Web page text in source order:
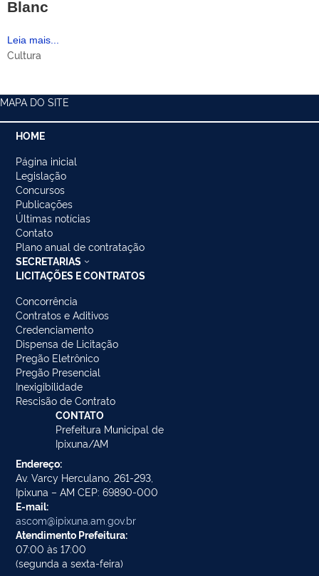
Blanc
Leia mais...
Cultura
MAPA DO SITE
HOME
Página inicial
Legislação
Concursos
Publicações
Últimas notícias
Contato
Plano anual de contratação
SECRETARIAS
LICITAÇÕES E CONTRATOS
Concorrência
Contratos e Aditivos
Credenciamento
Dispensa de Licitação
Pregão Eletrônico
Pregão Presencial
Inexigibilidade
Rescisão de Contrato
CONTATO
Prefeitura Municipal de
Ipixuna/AM
Endereço:
Av. Varcy Herculano, 261-293,
Ipixuna – AM CEP: 69890-000
E-mail:
ascom@ipixuna.am.gov.br
Atendimento Prefeitura:
07:00 às 17:00
(segunda a sexta-feira)